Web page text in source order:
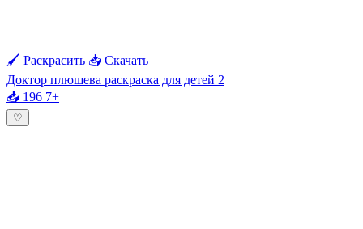
🖌 Раскрасить 📥 Скачать
Доктор плюшева раскраска для детей 2
📥 196 7+
♡